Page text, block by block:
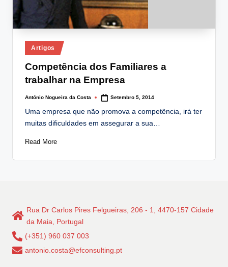
Posted
in
Artigos
Competência dos Familiares a
trabalhar na Empresa
Posted
António Nogueira da Costa Setembro 5, 2014
Uma empresa que não promova a competência, irá ter
muitas dificuldades em assegurar a sua…
Read More
Rua Dr Carlos Pires Felgueiras, 206 - 1, 4470-157 Cidade
da Maia, Portugal
(+351) 960 037 003
antonio.costa@efconsulting.pt